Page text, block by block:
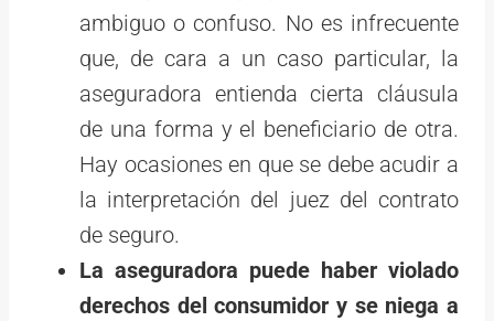
ambiguo o confuso. No es infrecuente
que, de cara a un caso particular, la
aseguradora entienda cierta cláusula
de una forma y el beneficiario de otra.
Hay ocasiones en que se debe acudir a
la interpretación del juez del contrato
de seguro.
La aseguradora puede haber violado
derechos del consumidor y se niega a